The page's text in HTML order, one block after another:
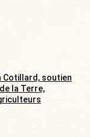
Cotillard, soutien
la Terre,